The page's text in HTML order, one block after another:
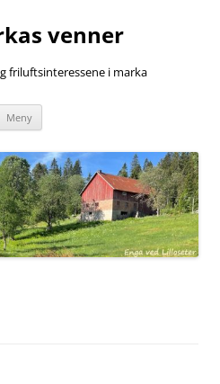
venner
friluftsinteressene i marka
Meny